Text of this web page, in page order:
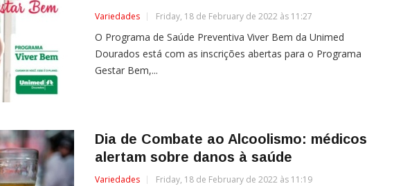
Variedades Friday, 18 de February de 2022 às 11:27
O Programa de Saúde Preventiva Viver Bem da Unimed
Dourados está com as inscrições abertas para o Programa
Gestar Bem,...
Dia de Combate ao Alcoolismo: médicos
alertam sobre danos à saúde
Variedades Friday, 18 de February de 2022 às 11:19